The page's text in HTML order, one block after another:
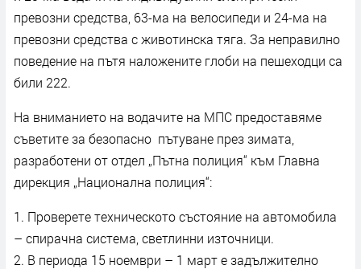
превозни средства, 63-ма на велосипеди и 24-ма на
превозни средства с животинска тяга. За неправилно
поведение на пътя наложените глоби на пешеходци са
били 222.
На вниманието на водачите на МПС предоставяме
съветите за безопасно пътуване през зимата,
разработени от отдел „Пътна полиция“ към Главна
дирекция „Национална полиция“:
1. Проверете техническото състояние на автомобила
– спирачна система, светлинни източници.
2. В периода 15 ноември – 1 март е задължително